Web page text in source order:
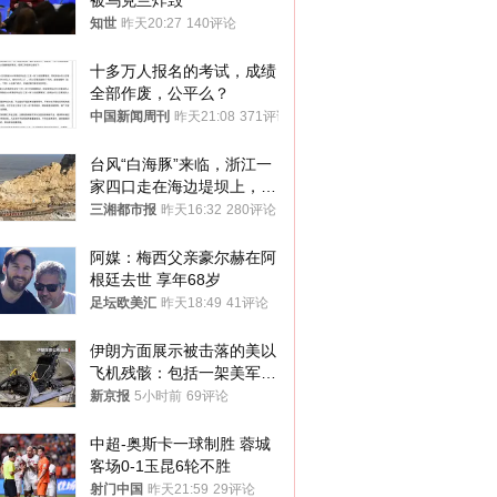
知世 昨天20:27 140评论
十多万人报名的考试，成绩
全部作废，公平么？
中国新闻周刊 昨天21:08 371评论
台风“白海豚”来临，浙江一
家四口走在海边堤坝上，其
中9岁男孩被巨浪卷入海
三湘都市报 昨天16:32 280评论
阿媒：梅西父亲豪尔赫在阿
根廷去世 享年68岁
足坛欧美汇 昨天18:49 41评论
伊朗方面展示被击落的美以
飞机残骸：包括一架美军F-
15战斗机残骸以及多架无人
新京报 5小时前 69评论
中超-奥斯卡一球制胜 蓉城
客场0-1玉昆6轮不胜
射门中国 昨天21:59 29评论